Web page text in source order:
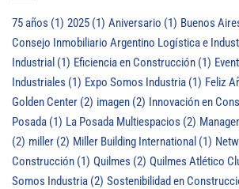
75 años (1) 2025 (1) Aniversario (1) Buenos
Consejo Inmobiliario Argentino Logística e
Industrial (1) Eficiencia en Construcción (1)
Industriales (1) Expo Somos Industria (1) Feliz
Golden Center (2) imagen (2) Innovación en
Posada (1) La Posada Multiespacios (2)
(2) miller (2) Miller Building International (1)
Construcción (1) Quilmes (2) Quilmes Atlético
Somos Industria (2) Sostenibilidad en